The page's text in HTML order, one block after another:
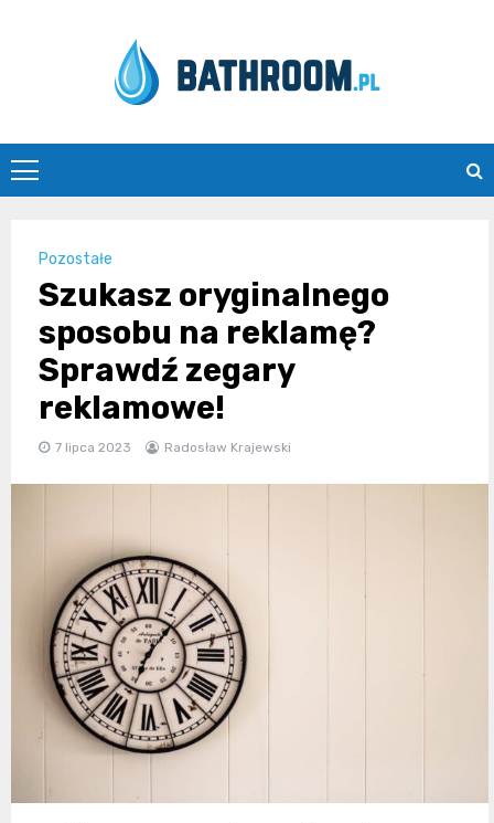
Bathroom.pl
Pozostałe
Szukasz oryginalnego
sposobu na reklamę?
Sprawdź zegary
reklamowe!
7 lipca 2023 Radosław Krajewski